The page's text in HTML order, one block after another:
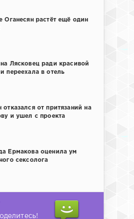
Оганесян растёт ещё один
Лясковец ради красивой
переехала в отель
отказался от притязаний на
и ушел с проекта
Ермакова оценила ум
сексолога